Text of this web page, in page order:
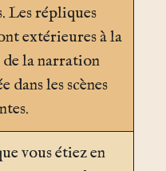
Les répliques
extérieures à la
la narration
dans les scènes
vous étiez en